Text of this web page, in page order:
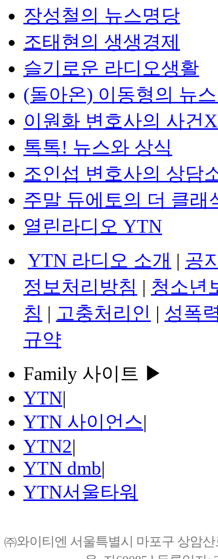
장성철의 뉴스명당
조태현의 생생경제
슬기로운 라디오생활
(돌아온) 이동형의 뉴
이원화 변호사의 사건
톡톡! 뉴스와 상식
조인섭 변호사의 상담
주말 듀에토의 더 클래
열린라디오 YTN
YTN 라디오 소개 | 공
정보처리방침 | 청소년
침 | 고충처리인 | 성폭
규약
Family 사이트 ▶
YTN|
YTN 사이언스|
YTN2|
YTN dmb|
YTN서울타워
㈜와이티엔 서울특별시 마포구 상암